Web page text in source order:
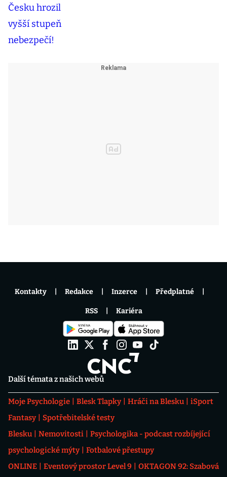
Další témata z našich webů
Moje Psychologie Blesk Tlapky Hráči na Blesku
iSport
Fantasy
Spotřebitelské testy
Blesku
Nemovitosti
Psychologika - podcast rozbíjející
psychologické mýty
Fotbalové přestupy
ONLINE
Eventový prostor Level 9
OKTAGON 92: Szabová
Kontakty Redakce Inzerce Předplatné
RSS Kariéra